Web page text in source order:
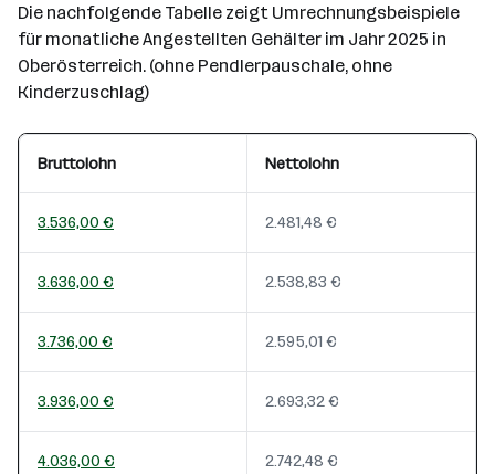
Die nachfolgende Tabelle zeigt Umrechnungsbeispiele
für monatliche Angestellten Gehälter im Jahr 2025 in
Oberösterreich. (ohne Pendlerpauschale, ohne
Kinderzuschlag)
Bruttolohn Nettolohn
3.536,00 € 2.481,48 €
3.636,00 € 2.538,83 €
3.736,00 € 2.595,01 €
3.936,00 € 2.693,32 €
4.036,00 € 2.742,48 €